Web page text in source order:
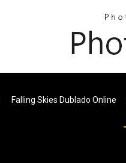
Falling Skies Dublado Online